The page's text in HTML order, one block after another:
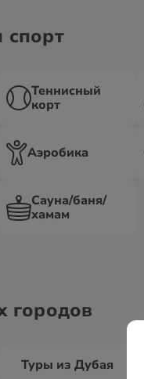
спорт
Теннисный
корт
Аэробика
Сауна/баня/
хамам
городов
Туры из Дубая